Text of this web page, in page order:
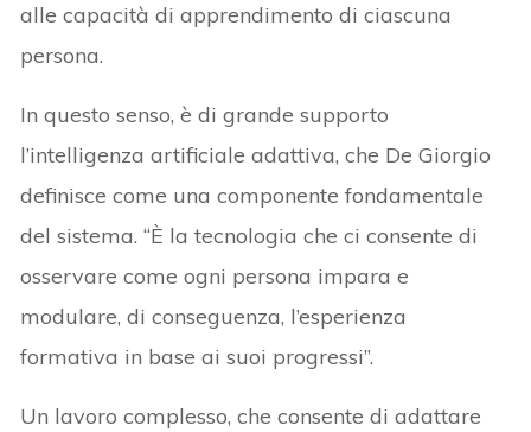
alle capacità di apprendimento di ciascuna
persona.
In questo senso, è di grande supporto
l’intelligenza artificiale adattiva, che De Giorgio
definisce come una componente fondamentale
del sistema. “È la tecnologia che ci consente di
osservare come ogni persona impara e
modulare, di conseguenza, l’esperienza
formativa in base ai suoi progressi”.
Un lavoro complesso, che consente di adattare